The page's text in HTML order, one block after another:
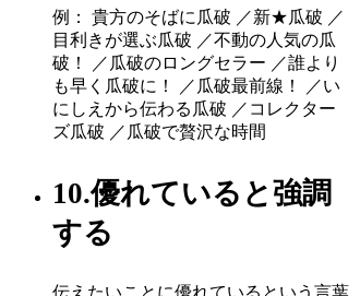
例： 貴方のそばに瓜破 ／新★瓜破 ／
目利きが選ぶ瓜破 ／不動の人気の瓜
破！ ／瓜破のロングセラー ／誰より
も早く瓜破に！ ／瓜破最前線！ ／い
にしえから伝わる瓜破 ／コレクター
ズ瓜破 ／瓜破で贅沢な時間
10.優れていると強調
する